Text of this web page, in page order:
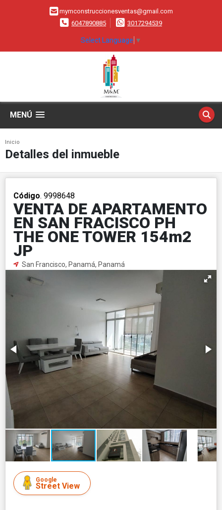
mymconstruccionesventas@gmail.com
6047890885
3017294539
Select Language ▼
MENÚ
Inicio
Detalles del inmueble
Código. 9998648
VENTA DE APARTAMENTO
EN SAN FRACISCO PH
THE ONE TOWER 154m2
JP
San Francisco, Panamá, Panamá
Google
Street View